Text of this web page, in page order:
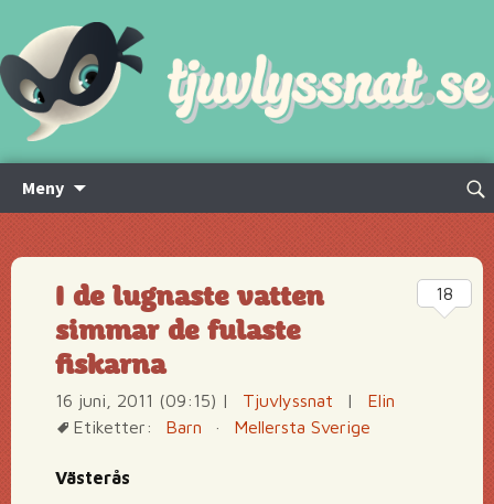
Meny
innehåll
Sök
I de lugnaste vatten
simmar de fulaste
fiskarna
16 juni, 2011 (09:15) | Tjuvlyssnat |
Elin
Etiketter:
Barn · Mellersta Sverige
Västerås
18